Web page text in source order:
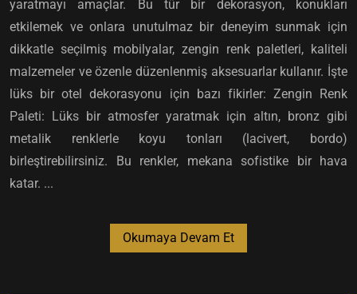
yaratmayı amaçlar. Bu tür bir dekorasyon, konukları
etkilemek ve onlara unutulmaz bir deneyim sunmak için
dikkatle seçilmiş mobilyalar, zengin renk paletleri, kaliteli
malzemeler ve özenle düzenlenmiş aksesuarlar kullanır. İşte
lüks bir otel dekorasyonu için bazı fikirler: Zengin Renk
Paleti: Lüks bir atmosfer yaratmak için altın, bronz gibi
metalik renklerle koyu tonları (lacivert, bordo)
birleştirebilirsiniz. Bu renkler, mekana sofistike bir hava
katar. ...
Okumaya Devam Et